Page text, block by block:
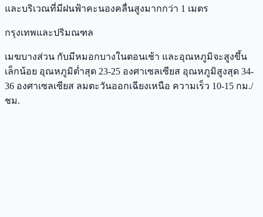
และบริเวณที่มีฝนฟ้าคะนองคลื่นสูงมากกว่า 1 เมตร
กรุงเทพและปริมณฑล
เมฆบางส่วน กับมีหมอกบางในตอนเช้า และอุณหภูมิจะสูงขึ้น
เล็กน้อย อุณหภูมิต่ำสุด 23-25 องศาเซลเซียส อุณหภูมิสูงสุด 34-
36 องศาเซลเซียส ลมตะวันออกเฉียงเหนือ ความเร็ว 10-15 กม./
ชม.